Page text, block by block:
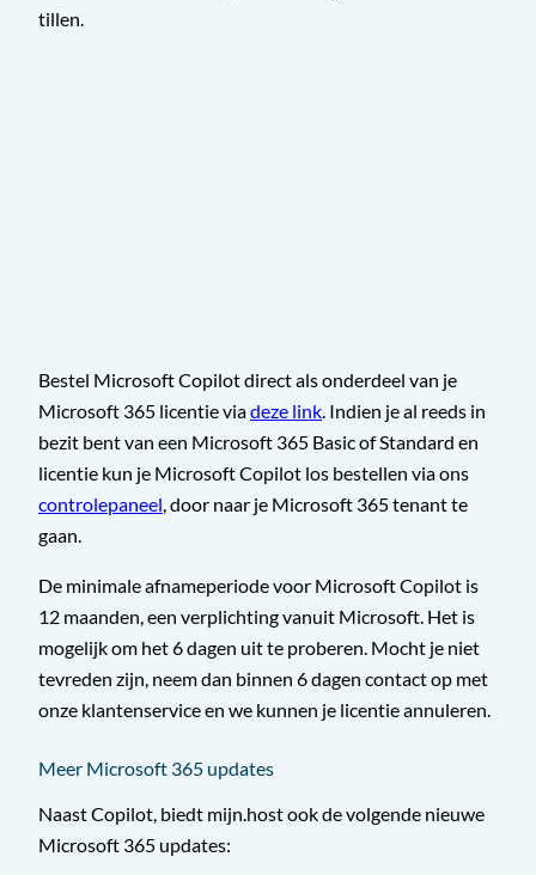
tillen.
Bestel Microsoft Copilot direct als onderdeel van je
Microsoft 365 licentie viadeze link. Indien je al reeds in
bezit bent van een Microsoft 365 Basic of Standard en
licentie kun je Microsoft Copilot los bestellen via ons
controlepaneel, door naar je Microsoft 365 tenant te
gaan.
De minimale afnameperiode voor Microsoft Copilot is
12 maanden, een verplichting vanuit Microsoft. Het is
mogelijk om het 6 dagen uit te proberen. Mocht je niet
tevreden zijn, neem dan binnen 6 dagen contact op met
onze klantenservice en we kunnen je licentie annuleren.
Meer Microsoft 365 updates
Naast Copilot, biedt mijn.host ook de volgende nieuwe
Microsoft 365 updates: